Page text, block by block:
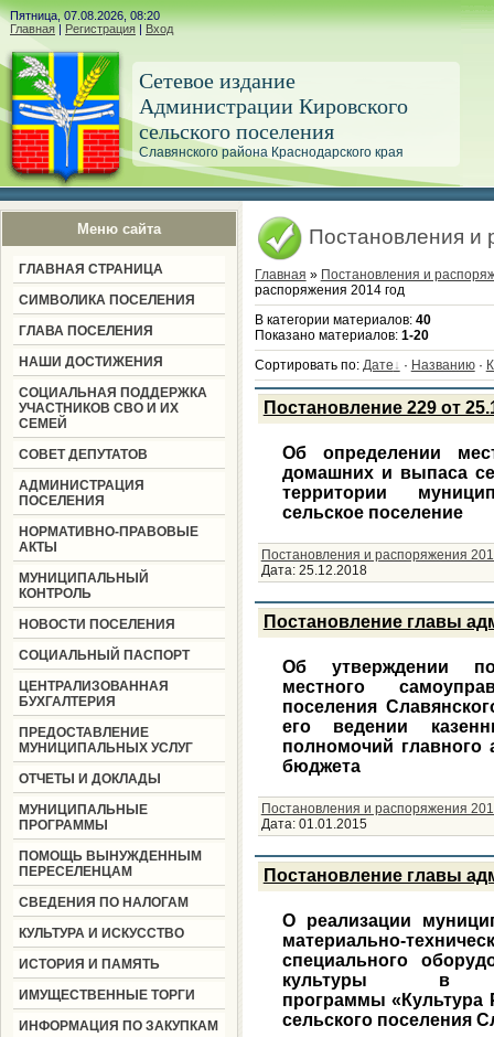
Пятница, 07.08.2026, 08:20
Главная | Регистрация | Вход
Сетевое издание
Администрации Кировского
сельского поселения
Славянского района Краснодарского края
Меню сайта
ГЛАВНАЯ СТРАНИЦА
СИМВОЛИКА ПОСЕЛЕНИЯ
ГЛАВА ПОСЕЛЕНИЯ
НАШИ ДОСТИЖЕНИЯ
СОЦИАЛЬНАЯ ПОДДЕРЖКА
УЧАСТНИКОВ СВО И ИХ
СЕМЕЙ
СОВЕТ ДЕПУТАТОВ
АДМИНИСТРАЦИЯ
ПОСЕЛЕНИЯ
НОРМАТИВНО-ПРАВОВЫЕ
АКТЫ
МУНИЦИПАЛЬНЫЙ
КОНТРОЛЬ
НОВОСТИ ПОСЕЛЕНИЯ
СОЦИАЛЬНЫЙ ПАСПОРТ
ЦЕНТРАЛИЗОВАННАЯ
БУХГАЛТЕРИЯ
ПРЕДОСТАВЛЕНИЕ
МУНИЦИПАЛЬНЫХ УСЛУГ
ОТЧЕТЫ И ДОКЛАДЫ
МУНИЦИПАЛЬНЫЕ
ПРОГРАММЫ
ПОМОЩЬ ВЫНУЖДЕННЫМ
ПЕРЕСЕЛЕНЦАМ
СВЕДЕНИЯ ПО НАЛОГАМ
КУЛЬТУРА И ИСКУССТВО
ИСТОРИЯ И ПАМЯТЬ
ИМУЩЕСТВЕННЫЕ ТОРГИ
ИНФОРМАЦИЯ ПО ЗАКУПКАМ
Постановления и
Главная » Постановления и
распоряжения 2014 год
В категории материалов: 40
Показано материалов: 1-20
Сортировать по: Дате · Названию·
Постановление 229 от
Об определении
домашних и выпаса
территории
сельское поселение
Постановления и распоряжения
Дата: 25.12.2018
Постановление главы
Об утверждении
местного
поселения
его ведении
полномочий главного
бюджета
Постановления и распоряжения
Дата: 01.01.2015
Постановление главы
О реализации
материально-
специального
культуры в
программы «Культура
сельского поселения